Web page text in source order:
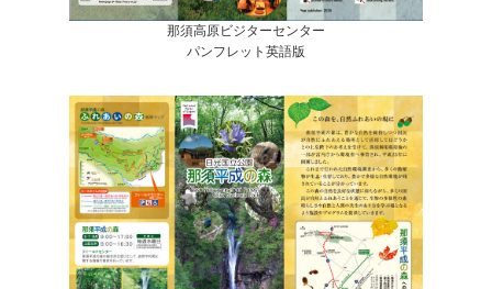
那須高原ビジターセンター
パンフレット英語版